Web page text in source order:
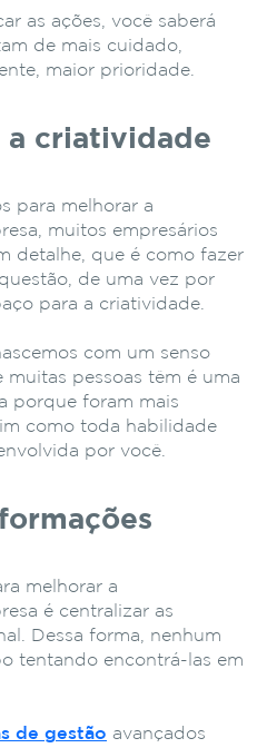
as ações, você saberá
de mais cuidado,
maior prioridade.
a criatividade
para melhorar a
muitos empresários
detalhe, que é como fazer
de uma vez por
para a criatividade.
com um senso
pessoas têm é uma
porque foram mais
como toda habilidade
por você.
melhorar a
é centralizar as
Dessa forma, nenhum
tentando encontrá-las em
de gestão avançados